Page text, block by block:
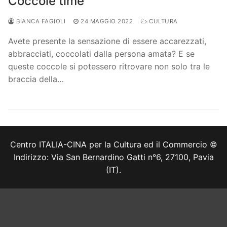
BIANCA FAGIOLI 24 MAGGIO 2022 CULTURA
Avete presente la sensazione di essere accarezzati,
abbracciati, coccolati dalla persona amata? E se
queste coccole si potessero ritrovare non solo tra le
braccia della…
Centro ITALIA-CINA per la Cultura ed il Commercio ©
Indirizzo: Via San Bernardino Gatti n°6, 27100, Pavia
(IT).